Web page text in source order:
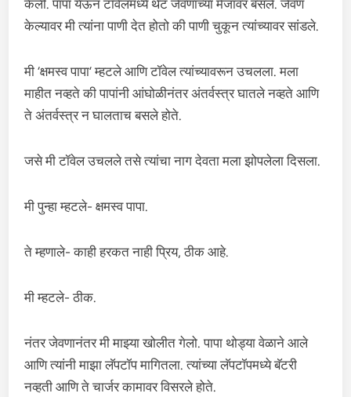
केली. पापा येऊन टॉवेलमध्ये थेट जेवणाच्या मेजावर बसले. जेवण
केल्यावर मी त्यांना पाणी देत होतो की पाणी चुकून त्यांच्यावर सांडले.
मी ‘क्षमस्व पापा’ म्हटले आणि टॉवेल त्यांच्यावरून उचलला. मला
माहीत नव्हते की पापांनी आंघोळीनंतर अंतर्वस्त्र घातले नव्हते आणि
ते अंतर्वस्त्र न घालताच बसले होते.
जसे मी टॉवेल उचलले तसे त्यांचा नाग देवता मला झोपलेला दिसला.
मी पुन्हा म्हटले- क्षमस्व पापा.
ते म्हणाले- काही हरकत नाही प्रिय, ठीक आहे.
मी म्हटले- ठीक.
नंतर जेवणानंतर मी माझ्या खोलीत गेलो. पापा थोड्या वेळाने आले
आणि त्यांनी माझा लॅपटॉप मागितला. त्यांच्या लॅपटॉपमध्ये बॅटरी
नव्हती आणि ते चार्जर कामावर विसरले होते.